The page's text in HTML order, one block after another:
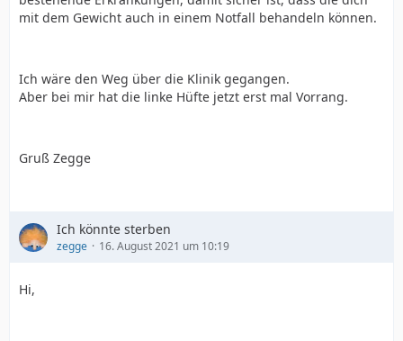
mit dem Gewicht auch in einem Notfall behandeln können.
Ich wäre den Weg über die Klinik gegangen.
Aber bei mir hat die linke Hüfte jetzt erst mal Vorrang.
Gruß Zegge
Ich könnte sterben
zegge 16. August 2021 um 10:19
Hi,